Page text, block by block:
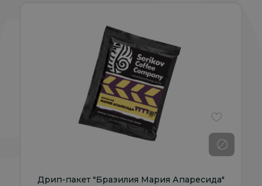
Дрип-пакет "Бразилия Мария Апаресида"
В